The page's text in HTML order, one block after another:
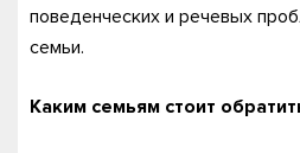
поведенческих и речевых
семьи.
Каким семьям стоит